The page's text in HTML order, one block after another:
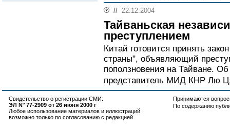
// 22.12.2004
Тайваньская
преступлением
Китай готовится принять
страны", объявляющий
поползновения на Тайване.
представитель МИД КНР Лю
Свидетельство о регистрации СМИ:
ЭЛ N° 77-2909 от 26 июня 2000 г
Любое использование материалов и иллюстраций
возможно только по согласованию с редакцией
Принимаются
По содержанию